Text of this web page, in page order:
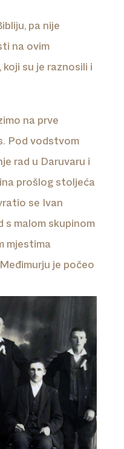
pa nije
na ovim
su je raznosili i
na prve
Pod vodstvom
rad u Daruvaru i
prošlog stoljeća
se Ivan
s malom skupinom
mjestima
je počeo